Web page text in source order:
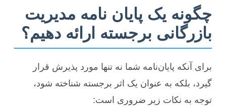
چگونه یک پایان نامه مدیریت
بازرگانی برجسته ارائه دهیم؟
برای آنکه پایان‌نامه شما نه تنها مورد پذیرش قرار
گیرد، بلکه به عنوان یک اثر برجسته شناخته شود،
توجه به نکات زیر ضروری است: